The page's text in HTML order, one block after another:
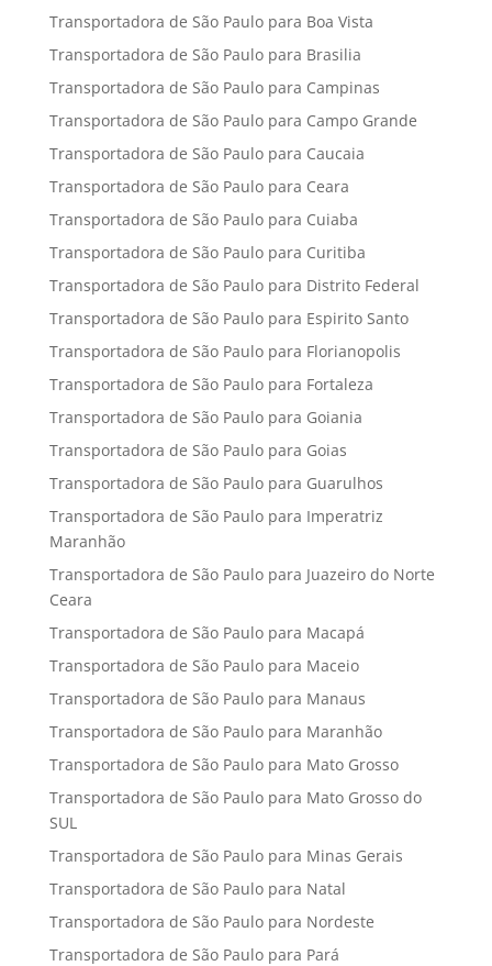
Transportadora de São Paulo para Boa Vista
Transportadora de São Paulo para Brasilia
Transportadora de São Paulo para Campinas
Transportadora de São Paulo para Campo Grande
Transportadora de São Paulo para Caucaia
Transportadora de São Paulo para Ceara
Transportadora de São Paulo para Cuiaba
Transportadora de São Paulo para Curitiba
Transportadora de São Paulo para Distrito Federal
Transportadora de São Paulo para Espirito Santo
Transportadora de São Paulo para Florianopolis
Transportadora de São Paulo para Fortaleza
Transportadora de São Paulo para Goiania
Transportadora de São Paulo para Goias
Transportadora de São Paulo para Guarulhos
Transportadora de São Paulo para Imperatriz
Maranhão
Transportadora de São Paulo para Juazeiro do Norte
Ceara
Transportadora de São Paulo para Macapá
Transportadora de São Paulo para Maceio
Transportadora de São Paulo para Manaus
Transportadora de São Paulo para Maranhão
Transportadora de São Paulo para Mato Grosso
Transportadora de São Paulo para Mato Grosso do
SUL
Transportadora de São Paulo para Minas Gerais
Transportadora de São Paulo para Natal
Transportadora de São Paulo para Nordeste
Transportadora de São Paulo para Pará